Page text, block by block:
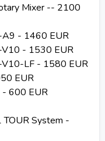
Mixer -- 2100
A9 - 1460 EUR
V10 - 1530 EUR
V10-LF - 1580 EUR
EUR
- 600 EUR
TOUR System -